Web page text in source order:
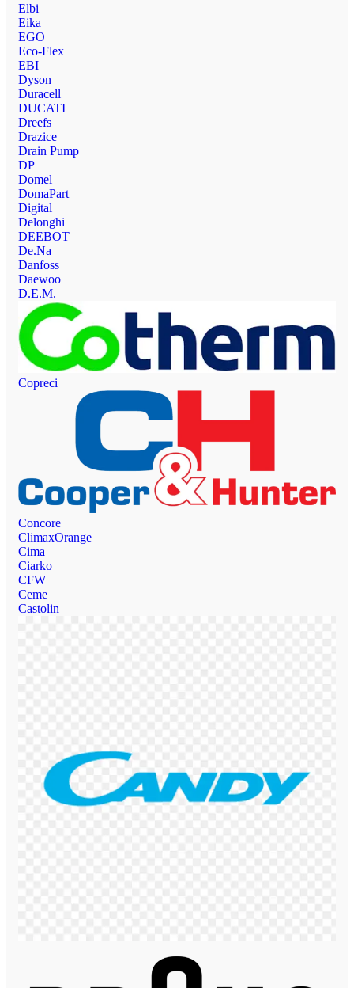
Elbi
Eika
EGO
Eco-Flex
EBI
Dyson
Duracell
DUCATI
Dreefs
Drazice
Drain Pump
DP
Domel
DomaPart
Digital
Delonghi
DEEBOT
De.Na
Danfoss
Daewoo
D.E.M.
Copreci
Concore
ClimaxOrange
Cima
Ciarko
CFW
Ceme
Castolin